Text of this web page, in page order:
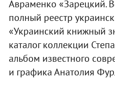
Авраменко «Зарецкий.
полный реестр
«Украинский книжный
каталог коллекции
альбом известного
и графика Анатолия